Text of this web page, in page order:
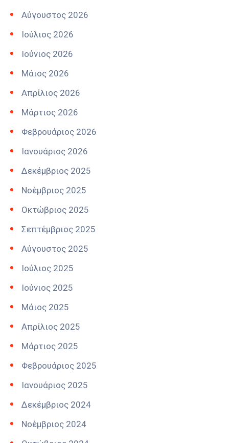
Αύγουστος 2026
Ιούλιος 2026
Ιούνιος 2026
Μάιος 2026
Απρίλιος 2026
Μάρτιος 2026
Φεβρουάριος 2026
Ιανουάριος 2026
Δεκέμβριος 2025
Νοέμβριος 2025
Οκτώβριος 2025
Σεπτέμβριος 2025
Αύγουστος 2025
Ιούλιος 2025
Ιούνιος 2025
Μάιος 2025
Απρίλιος 2025
Μάρτιος 2025
Φεβρουάριος 2025
Ιανουάριος 2025
Δεκέμβριος 2024
Νοέμβριος 2024